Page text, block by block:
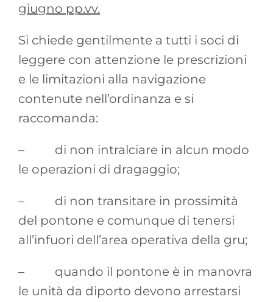
giugno pp.vv.
Si chiede gentilmente a tutti i soci di
leggere con attenzione le prescrizioni
e le limitazioni alla navigazione
contenute nell’ordinanza e si
raccomanda:
– di non intralciare in alcun modo
le operazioni di dragaggio;
– di non transitare in prossimità
del pontone e comunque di tenersi
all’infuori dell’area operativa della gru;
– quando il pontone è in manovra
le unità da diporto devono arrestarsi